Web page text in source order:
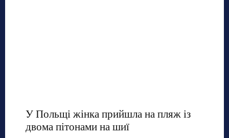
У Польщі жінка прийшла на пляж із
двома пітонами на шиї